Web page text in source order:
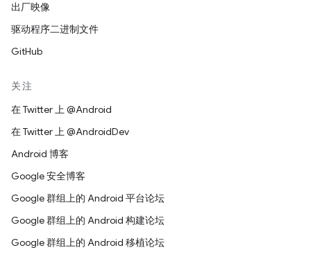
出厂映像
驱动程序二进制文件
GitHub
关注
在 Twitter 上 @Android
在 Twitter 上 @AndroidDev
Android 博客
Google 安全博客
Google 群组上的 Android 平台论坛
Google 群组上的 Android 构建论坛
Google 群组上的 Android 移植论坛